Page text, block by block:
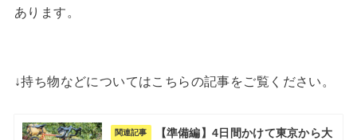
あります。
↓持ち物などについてはこちらの記事をご覧ください。
関連記事
【準備編】4日間かけて東京から大